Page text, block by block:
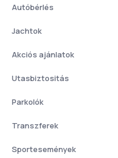
Autóbérlés
Jachtok
Akciós ajánlatok
Utasbiztositás
Parkolók
Transzferek
Sportesemények